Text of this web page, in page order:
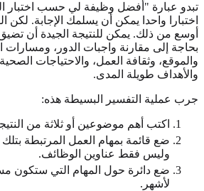
تبدو عبارة "أفضل وظيفة لي حسب اختبار
اختبارا واحدا يمكن أن يسلمك الإجابة. لكن
أوسع من ذلك. يمكن للنتيجة الجيدة أن
بحاجة إلى مقارنة واجبات الدور، ومسارات
والموقع، وثقافة العمل، والاحتياجات
والأهداف طويلة المدى.
جرب عملية التفسير البسيطة هذه:
اكتب أهم موضوعين أو ثلاثة من
ضع قائمة بمهام العمل المرتبطة
وليس فقط عناوين الوظائف.
ضع دائرة حول المهام التي ستكون
لأشهر.